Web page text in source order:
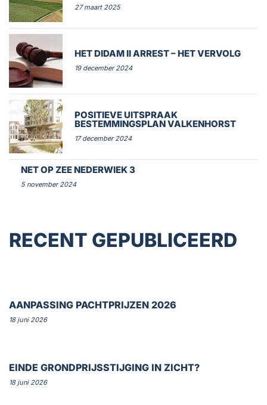
27 maart 2025
HET DIDAM II ARREST – HET VERVOLG
19 december 2024
POSITIEVE UITSPRAAK
BESTEMMINGSPLAN VALKENHORST
17 december 2024
NET OP ZEE NEDERWIEK 3
5 november 2024
RECENT GEPUBLICEERD
AANPASSING PACHTPRIJZEN 2026
18 juni 2026
EINDE GRONDPRIJSSTIJGING IN ZICHT?
18 juni 2026